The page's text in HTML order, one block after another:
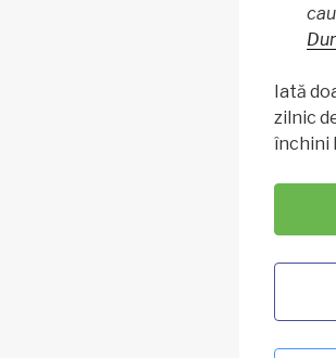
Iată
zilnic
închini